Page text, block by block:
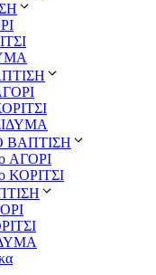
ΒΑΠΤΙΣΗ
ΑΓΟΡΙ
ΚΟΡΙΤΣΙ